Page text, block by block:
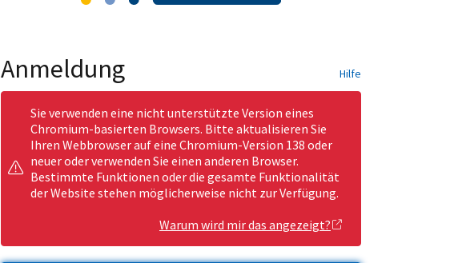
Anmeldung Hilfe
Sie verwenden eine nicht unterstützte Version eines
Chromium-basierten Browsers. Bitte aktualisieren Sie
Ihren Webbrowser auf eine Chromium-Version 138 oder
neuer oder verwenden Sie einen anderen Browser.
Bestimmte Funktionen oder die gesamte Funktionalität
der Website stehen möglicherweise nicht zur Verfügung.
Warum wird mir das angezeigt?